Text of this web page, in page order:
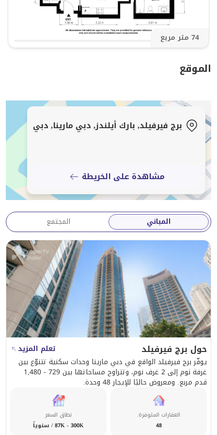
لمزيد من المعلومات، يرجى الاتصال بنا. يمكنك أيضًا زيارة
مكتبنا في مارينا بلازا أو استكشاف موقعنا الإلكتروني على
espace.ae لاكتشاف مجموعة استثنائية من العقارات المعروضة
74 متر مربع
الموقع
برج فيرفيلد, بارك أيلندز, دبي مارينا, دبي
مشاهدة على الخريطة
المباني المجتمع
حول برج فيرفيلد
تعلم المزيد
يوفّر برج فيرفيلد الواقع في دبي مارينا وحدات سكنية تتنوّع بين
غرفة نوم إلى 2 غرف نوم، وتتراوح مساحاتها بين 729 - 1,480
قدم مربع. ومعروض حاليًا للإيجار 48 وحدة.
العقارات المتوفرة.
48
نطاق السعر
87K - 300K / سنوياً